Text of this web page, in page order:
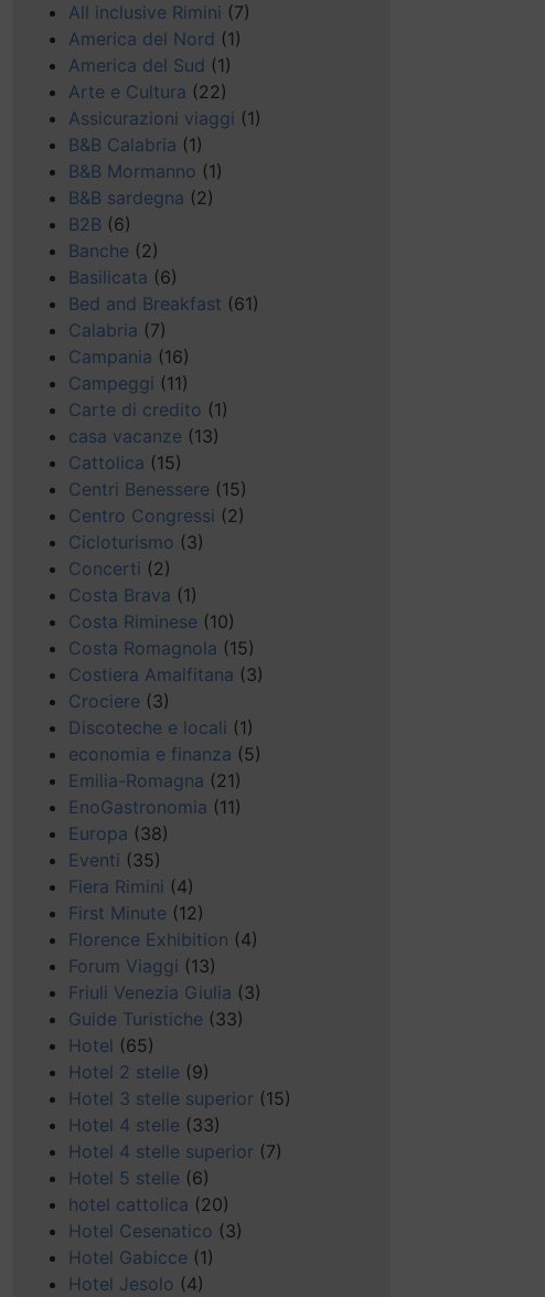
All inclusive Rimini (7)
America del Nord (1)
America del Sud (1)
Arte e Cultura (22)
Assicurazioni viaggi (1)
B&B Calabria (1)
B&B Mormanno (1)
B&B sardegna (2)
B2B (6)
Banche (2)
Basilicata (6)
Bed and Breakfast (61)
Calabria (7)
Campania (16)
Campeggi (11)
Carte di credito (1)
casa vacanze (13)
Cattolica (15)
Centri Benessere (15)
Centro Congressi (2)
Cicloturismo (3)
Concerti (2)
Costa Brava (1)
Costa Riminese (10)
Costa Romagnola (15)
Costiera Amalfitana (3)
Crociere (3)
Discoteche e locali (1)
economia e finanza (5)
Emilia-Romagna (21)
EnoGastronomia (11)
Europa (38)
Eventi (35)
Fiera Rimini (4)
First Minute (12)
Florence Exhibition (4)
Forum Viaggi (13)
Friuli Venezia Giulia (3)
Guide Turistiche (33)
Hotel (65)
Hotel 2 stelle (9)
Hotel 3 stelle superior (15)
Hotel 4 stelle (33)
Hotel 4 stelle superior (7)
Hotel 5 stelle (6)
hotel cattolica (20)
Hotel Cesenatico (3)
Hotel Gabicce (1)
Hotel Jesolo (4)